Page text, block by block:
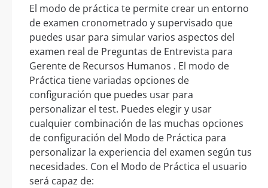
El modo de práctica te permite crear un entorno
de examen cronometrado y supervisado que
puedes usar para simular varios aspectos del
examen real de Preguntas de Entrevista para
Gerente de Recursos Humanos . El modo de
Práctica tiene variadas opciones de
configuración que puedes usar para
personalizar el test. Puedes elegir y usar
cualquier combinación de las muchas opciones
de configuración del Modo de Práctica para
personalizar la experiencia del examen según tus
necesidades. Con el Modo de Práctica el usuario
será capaz de: